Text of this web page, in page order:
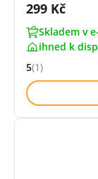
Cena s DPH:
299 Kč
Skladem v
ihned k
Hodnocení: 5 z
5(1)